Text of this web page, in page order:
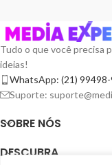
Tudo o que você precisa
ideias!
WhatsApp: (21)
Suporte:
SOBRE NÓS
DESCUBRA